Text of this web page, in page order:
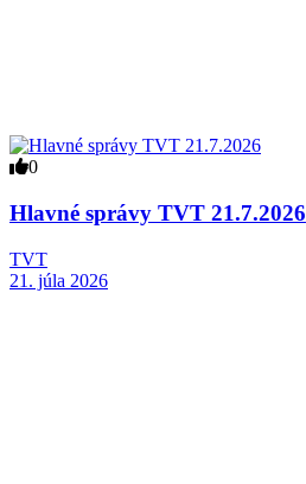
0
Hlavné správy TVT 21.7.2026
TVT
21. júla 2026